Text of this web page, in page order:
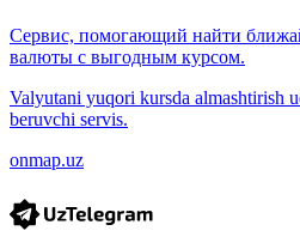
Сервис, помогающий найти
валюты с выгодным курсом.
Valyutani yuqori kursda almashtirish
beruvchi servis.
onmap.uz